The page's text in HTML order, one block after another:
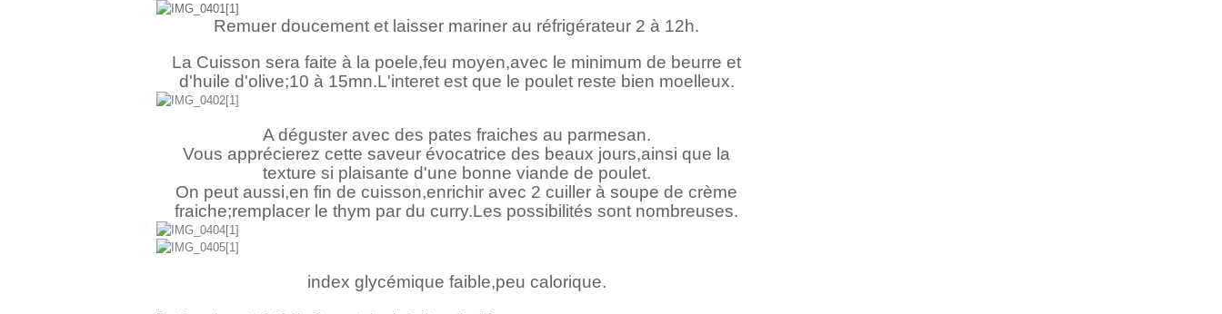
Remuer doucement et laisser mariner au réfrigérateur 2 à 12h.
La Cuisson sera faite à la poele,feu moyen,avec le minimum de beurre et
d'huile d'olive;10 à 15mn.L'interet est que le poulet reste bien moelleux.
A déguster avec des pates fraiches au parmesan.
Vous apprécierez cette saveur évocatrice des beaux jours,ainsi que la
texture si plaisante d'une bonne viande de poulet.
On peut aussi,en fin de cuisson,enrichir avec 2 cuiller à soupe de crème
fraiche;remplacer le thym par du curry.Les possibilités sont nombreuses.
index glycémique faible,peu calorique.